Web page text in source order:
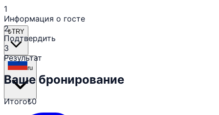
₺TRY
ru
1
Информация о госте
2
Подтвердить
3
Результат
Ваше бронирование
Итого₺0